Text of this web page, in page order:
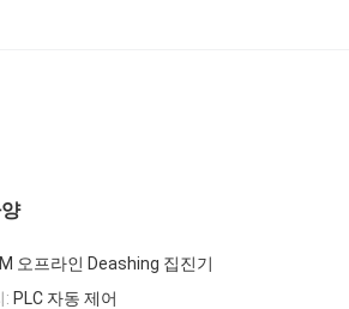
오프라인 Deashing 집진기
: PLC 자동 제어